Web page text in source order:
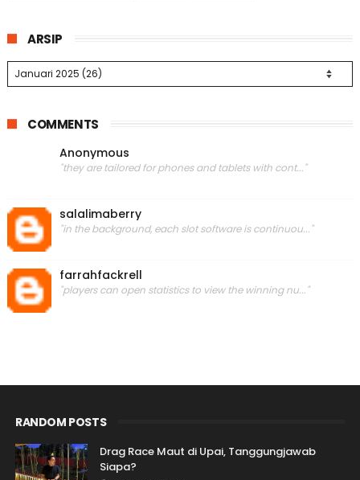
ARSIP
COMMENTS
Anonymous
"they are tailored for phones and tablets with cont..."
salalimaberry
"in the background, each slot software is continuou..."
farrahfackrell
"players can open statistics to view the winning nu..."
RANDOM POSTS
Drag Race Maut di Upai, Tanggungjawab
Siapa?